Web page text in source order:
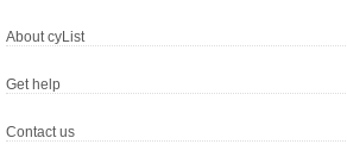
About cyList
Get help
Contact us